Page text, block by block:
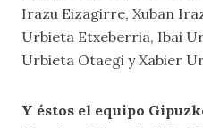
Irazu Eizagirre, Xuban
Urbieta Etxeberria, Ibai
Urbieta Otaegi y Xabier
Y éstos el equipo